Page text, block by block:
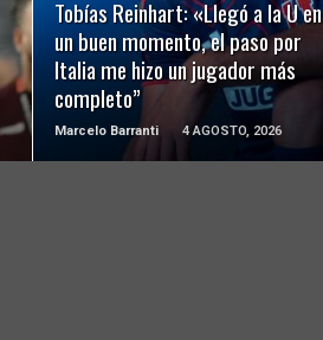
Tobías Reinhart: «Llegó a la U en
un buen momento, el paso por
Italia me hizo un jugador más
completo”
Marcelo Barranti 4 AGOSTO, 2026